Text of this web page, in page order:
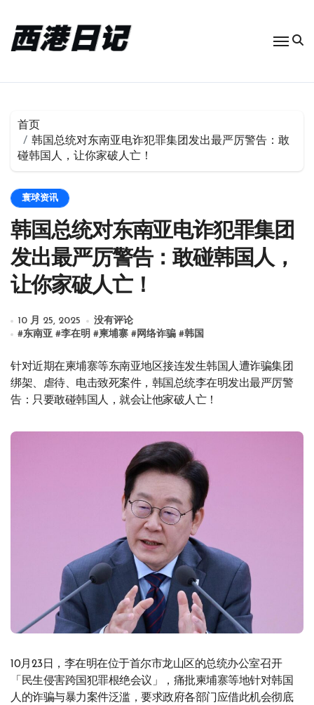
首页
韩国总统对东南亚电诈犯罪集团发出最严厉警告：敢
碰韩国人，让你家破人亡！
寰球资讯
韩国总统对东南亚电诈犯罪集团
发出最严厉警告：敢碰韩国人，
让你家破人亡！
10 月 25, 2025
没有评论
#东南亚 #李在明 #柬埔寨 #网络诈骗 #韩国
针对近期在柬埔寨等东南亚地区接连发生韩国人遭诈骗集团
绑架、虐待、电击致死案件，韩国总统李在明发出最严厉警
告：只要敢碰韩国人，就会让他家破人亡！
10月23日，李在明在位于首尔市龙山区的总统办公室召开
「民生侵害跨国犯罪根绝会议」，痛批柬埔寨等地针对韩国
人的诈骗与暴力案件泛滥，要求政府各部门应借此机会彻底